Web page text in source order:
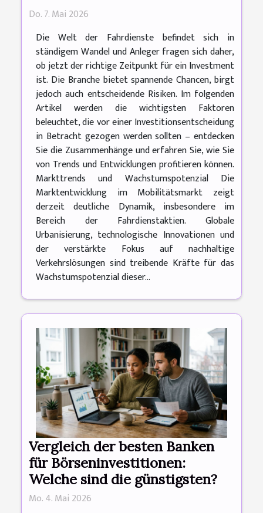
Do. 7. Mai 2026
Die Welt der Fahrdienste befindet sich in
ständigem Wandel und Anleger fragen sich daher,
ob jetzt der richtige Zeitpunkt für ein Investment
ist. Die Branche bietet spannende Chancen, birgt
jedoch auch entscheidende Risiken. Im folgenden
Artikel werden die wichtigsten Faktoren
beleuchtet, die vor einer Investitionsentscheidung
in Betracht gezogen werden sollten – entdecken
Sie die Zusammenhänge und erfahren Sie, wie Sie
von Trends und Entwicklungen profitieren können.
Markttrends und Wachstumspotenzial Die
Marktentwicklung im Mobilitätsmarkt zeigt
derzeit deutliche Dynamik, insbesondere im
Bereich der Fahrdienstaktien. Globale
Urbanisierung, technologische Innovationen und
der verstärkte Fokus auf nachhaltige
Verkehrslösungen sind treibende Kräfte für das
Wachstumspotenzial dieser...
Vergleich der besten Banken
für Börseninvestitionen:
Welche sind die günstigsten?
Mo. 4. Mai 2026